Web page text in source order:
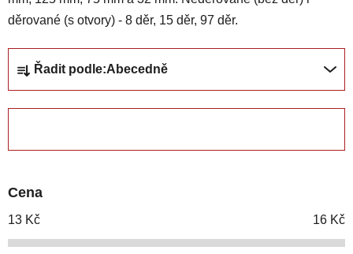
děrované (s otvory) - 8 děr, 15 děr, 97 děr.
r
o
d
Řadit podle:Abecedně
Cena
13 Kč 16 Kč